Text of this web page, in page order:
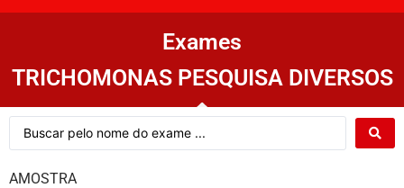
Exames
TRICHOMONAS PESQUISA DIVERSOS
AMOSTRA